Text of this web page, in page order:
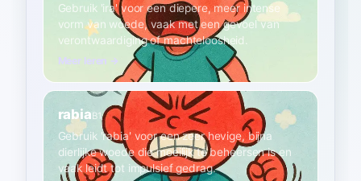
Gebruik 'ira' voor een diepere, meer intense
vorm van woede, vaak met een gevoel van
verontwaardiging of machteloosheid.
Meer leren →
rabiaB1
Gebruik 'rabia' voor een zeer hevige, bijna
dierlijke woede die moeilijk te beheersen is en
vaak leidt tot impulsief gedrag.